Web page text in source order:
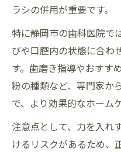
ラシの併用が重要です。
特に静岡市の歯科医院で
びや口腔内の状態に合わ
す。歯磨き指導やおすす
粉の種類など、専門家か
で、より効果的なホーム
注意点として、力を入れ
けるリスクがあるため、